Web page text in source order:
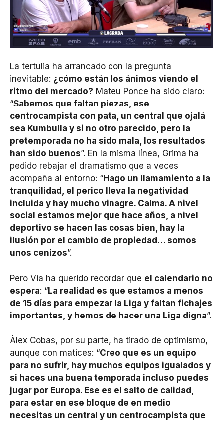
La tertulia ha arrancado con la pregunta
inevitable: ¿cómo están los ánimos viendo el
ritmo del mercado? Mateu Ponce ha sido claro:
“Sabemos que faltan piezas, ese
centrocampista con pata, un central que ojalá
sea Kumbulla y si no otro parecido, pero la
pretemporada no ha sido mala, los resultados
han sido buenos”. En la misma línea, Grima ha
pedido rebajar el dramatismo que a veces
acompaña al entorno: “Hago un llamamiento a la
tranquilidad, el perico lleva la negatividad
incluida y hay mucho vinagre. Calma. A nivel
social estamos mejor que hace años, a nivel
deportivo se hacen las cosas bien, hay la
ilusión por el cambio de propiedad… somos
unos cenizos”.
Pero Via ha querido recordar que el calendario no
espera: “La realidad es que estamos a menos
de 15 días para empezar la Liga y faltan fichajes
importantes, y hemos de hacer una Liga digna”.
Àlex Cobas, por su parte, ha tirado de optimismo,
aunque con matices: “Creo que es un equipo
para no sufrir, hay muchos equipos igualados y
si haces una buena temporada incluso puedes
jugar por Europa. Ese es el salto de calidad,
para estar en ese bloque de en medio
necesitas un central y un centrocampista que